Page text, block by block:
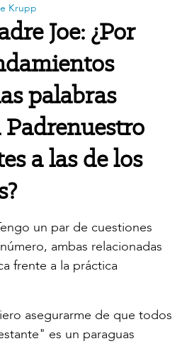
Krupp
Joe: ¿Por
palabras
Padrenuestro
a las de los
un par de cuestiones
ambas relacionadas
frente a la práctica
asegurarme de que todos
es un paraguas